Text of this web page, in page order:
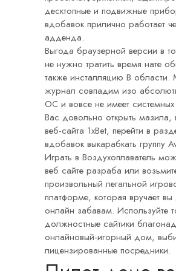
десктопные и подвижные
вдобавок прилично работает
адденда.
Выгода браузерной версии в
не нужно тратить время нате
также инсталляцию В области.
журнал совпадим изо
ОС и вовсе не имеет системных
Вас довольно открыть мазила,
веб-сайта 1xBet, перейти в
вдобавок выкарабкать группу
Играть в Воздухоплаватель
веб сайте разраба или
произвольный легальной
платформе, которая вручает
онлайн забавам. Используйте
должностные сайтики
онлайновый-игорный дом,
лицензированные посредники.